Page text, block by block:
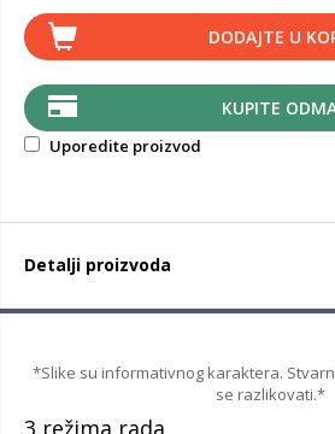
DODAJTE U
KUPITE
Uporedite proizvod
Detalji proizvoda
*Slike su informativnog karaktera.
se razlikovati.*
3 režima rada